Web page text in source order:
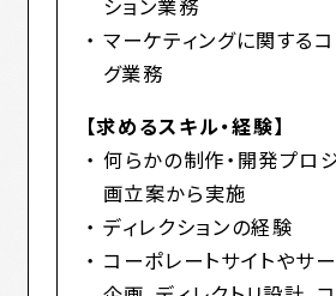
ション業務
マーケティングに関する
グ業務
【求めるスキル・経験】
何らかの制作・開発プロ
画立案から実施
ディレクションの経験
コーポレートサイトやサ